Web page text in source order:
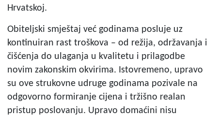
Hrvatskoj.
Obiteljski smještaj već godinama posluje uz
kontinuiran rast troškova – od režija, održavanja i
čišćenja do ulaganja u kvalitetu i prilagodbe
novim zakonskim okvirima. Istovremeno, upravo
su ove strukovne udruge godinama pozivale na
odgovorno formiranje cijena i tržišno realan
pristup poslovanju. Upravo domaćini nisu